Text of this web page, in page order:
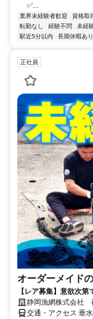
✅...
業界未経験者歓迎 資格取
転勤なし
経験不問 未経
駅近5分以内
長期休暇あり
正社員
オーダーメイド
【レア募集】意欲次
静岡漁網株式会社
交通・アクセス 垂